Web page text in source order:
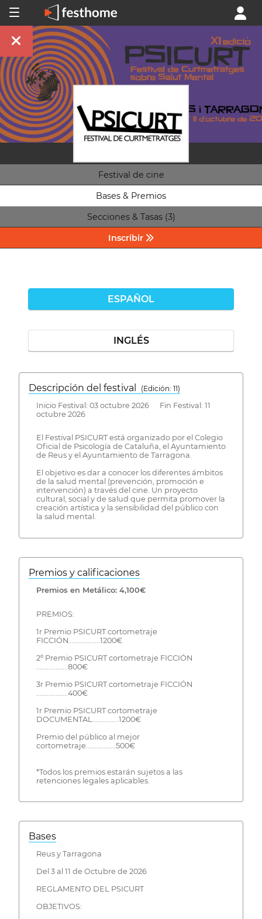
Festival de cine
Bases & Premios
Secciones & Tasas (3)
Inscribir
ESPAÑOL
INGLÉS
Descripción del festival
( Edición: 11)
Inicio Festival: 03 octubre 2026 Fin Festival: 11
octubre 2026
El Festival PSICURT está organizado por el Colegio
Oficial de Psicología de Cataluña, el Ayuntamiento
de Reus y el Ayuntamiento de Tarragona.
El objetivo es dar a conocer los diferentes ámbitos
de la salud mental (prevención, promoción e
intervención) a través del cine. Un proyecto
cultural, social y de salud que permita promover la
creación artística y la sensibilidad del público con
la salud mental.
Premios y calificaciones
Premios en Metálico: 4,100€
PREMIOS:
1r Premio PSICURT cortometraje
FICCIÓN..................1200€
2º Premio PSICURT cortometraje FICCIÓN
..................800€
3r Premio PSICURT cortometraje FICCIÓN
..................400€
1r Premio PSICURT cortometraje
DOCUMENTAL...............1200€
Premio del público al mejor
cortometraje.................500€
*Todos los premios estarán sujetos a las
retenciones legales aplicables.
Bases
Reus y Tarragona
Del 3 al 11 de Octubre de 2026
REGLAMENTO DEL PSICURT
OBJETIVOS: